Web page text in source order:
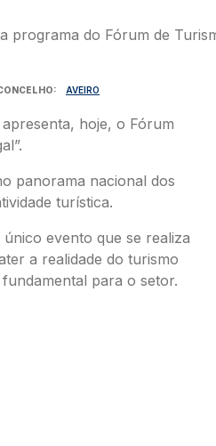
AVEIRO
hoje, o Fórum
panorama nacional dos
turística.
evento que se realiza
a realidade do turismo
para o setor.